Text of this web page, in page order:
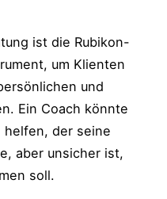
ist die Rubikon-
um Klienten
und
Ein Coach könnte
helfen, der seine
aber unsicher ist,
soll.